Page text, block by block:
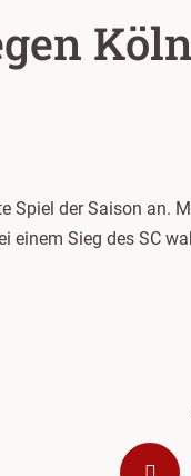
Spiel der Saison an.
einem Sieg des SC